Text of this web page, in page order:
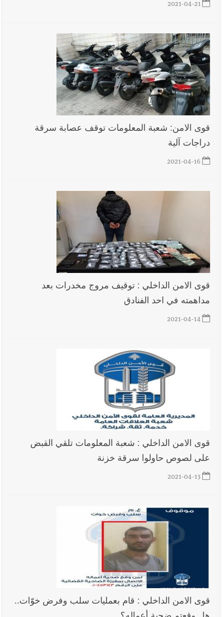
2021-04-21
قوى الامن: شعبة المعلومات توقف عصابة سرقة
دراجات آلية
2021-04-16
قوى الامن الداخلي : توقيف مروج مخدرات بعد
مداهمته في احد الفنادق
2021-04-14
قوى الامن الداخلي : شعبة المعلومات تلقي القبض
على لصوص حاولوا سرقة خزنة
2021-04-13
قوى الامن الداخلي : قام بعمليات سلب وفرض خوّات..